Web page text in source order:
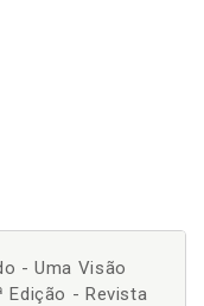
- Uma Visão
Edição - Revista